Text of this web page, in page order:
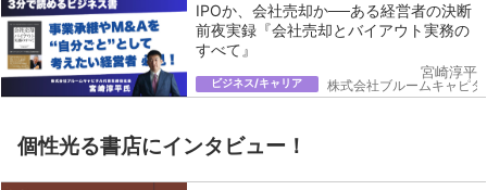
IPOか、会社売却か──ある経営者の決断
前夜実録『会社売却とバイアウト実務の
すべて』
ビジネス/キャリア
宮崎淳平
株式会社ブルームキャピ
個性光る書店にインタビュー！